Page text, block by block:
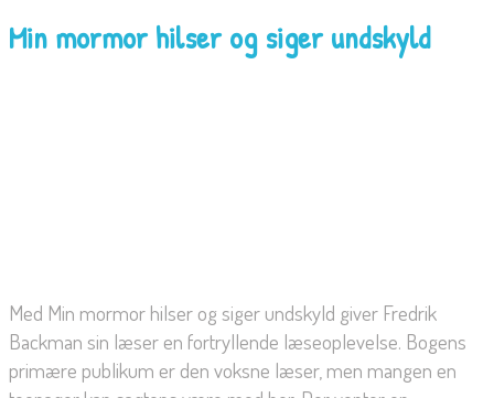
Min mormor hilser og siger undskyld
Med Min mormor hilser og siger undskyld giver Fredrik
Backman sin læser en fortryllende læseoplevelse. Bogens
primære publikum er den voksne læser, men mangen en